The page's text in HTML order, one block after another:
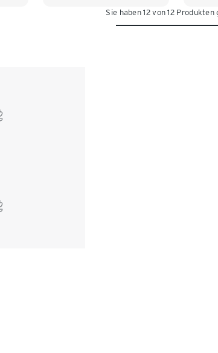
Sie haben 12 von 12 Produkten